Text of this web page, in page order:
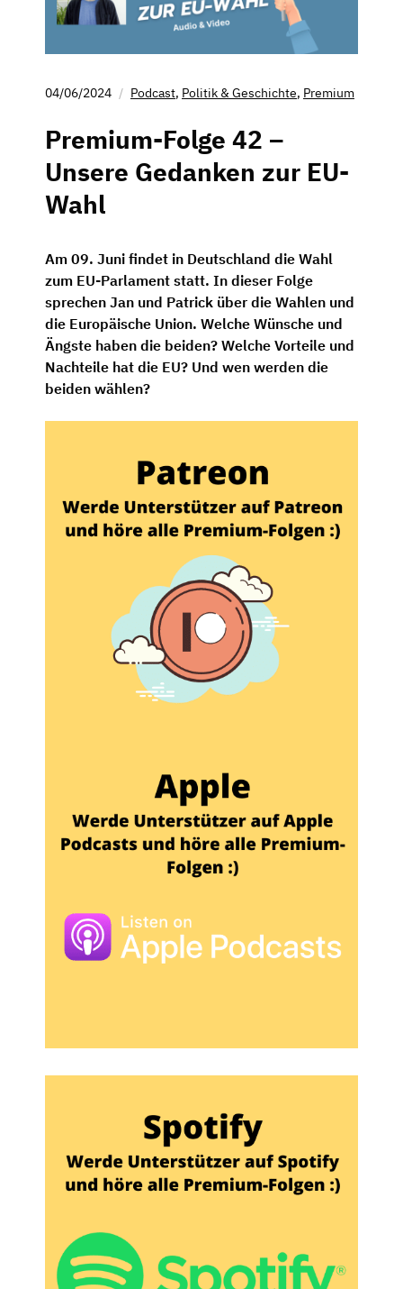
04/06/2024 Podcast, Politik & Geschichte, Premium
Premium-Folge 42 –
Unsere Gedanken zur EU-
Wahl
Am 09. Juni findet in Deutschland die Wahl
zum EU-Parlament statt. In dieser Folge
sprechen Jan und Patrick über die Wahlen und
die Europäische Union. Welche Wünsche und
Ängste haben die beiden? Welche Vorteile und
Nachteile hat die EU? Und wen werden die
beiden wählen?